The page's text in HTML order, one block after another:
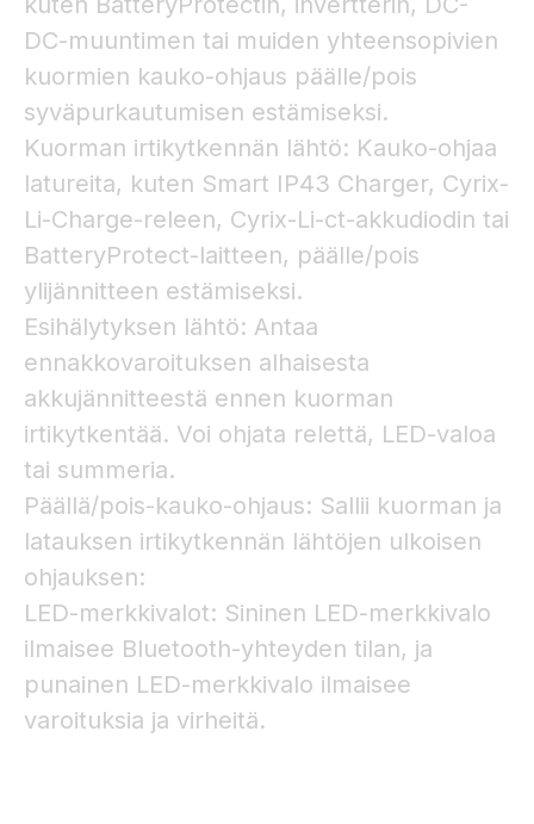
DC-muuntimen tai muiden yhteensopivien
kuormien kauko-ohjaus päälle/pois
syväpurkautumisen estämiseksi.
Kuorman irtikytkennän lähtö: Kauko-ohjaa
latureita, kuten Smart IP43 Charger, Cyrix-
Li-Charge-releen, Cyrix-Li-ct-akkudiodin tai
BatteryProtect-laitteen, päälle/pois
ylijännitteen estämiseksi.
Esihälytyksen lähtö: Antaa
ennakkovaroituksen alhaisesta
akkujännitteestä ennen kuorman
irtikytkentää. Voi ohjata relettä, LED-valoa
tai summeria.
Päällä/pois-kauko-ohjaus: Sallii kuorman ja
latauksen irtikytkennän lähtöjen ulkoisen
ohjauksen:
LED-merkkivalot: Sininen LED-merkkivalo
ilmaisee Bluetooth-yhteyden tilan, ja
punainen LED-merkkivalo ilmaisee
varoituksia ja virheitä.